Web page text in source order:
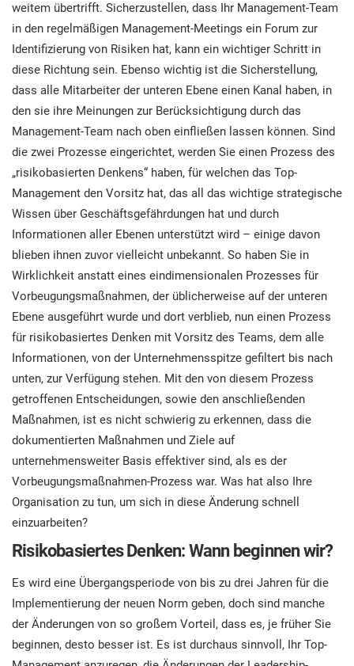
weitem übertrifft. Sicherzustellen, dass Ihr Management-Team
in den regelmäßigen Management-Meetings ein Forum zur
Identifizierung von Risiken hat, kann ein wichtiger Schritt in
diese Richtung sein. Ebenso wichtig ist die Sicherstellung,
dass alle Mitarbeiter der unteren Ebene einen Kanal haben, in
den sie ihre Meinungen zur Berücksichtigung durch das
Management-Team nach oben einfließen lassen können. Sind
die zwei Prozesse eingerichtet, werden Sie einen Prozess des
„risikobasierten Denkens“ haben, für welchen das Top-
Management den Vorsitz hat, das all das wichtige strategische
Wissen über Geschäftsgefährdungen hat und durch
Informationen aller Ebenen unterstützt wird – einige davon
blieben ihnen zuvor vielleicht unbekannt. So haben Sie in
Wirklichkeit anstatt eines eindimensionalen Prozesses für
Vorbeugungsmaßnahmen, der üblicherweise auf der unteren
Ebene ausgeführt wurde und dort verblieb, nun einen Prozess
für risikobasiertes Denken mit Vorsitz des Teams, dem alle
Informationen, von der Unternehmensspitze gefiltert bis nach
unten, zur Verfügung stehen. Mit den von diesem Prozess
getroffenen Entscheidungen, sowie den anschließenden
Maßnahmen, ist es nicht schwierig zu erkennen, dass die
dokumentierten Maßnahmen und Ziele auf
unternehmensweiter Basis effektiver sind, als es der
Vorbeugungsmaßnahmen-Prozess war. Was hat also Ihre
Organisation zu tun, um sich in diese Änderung schnell
einzuarbeiten?
Risikobasiertes Denken: Wann beginnen wir?
Es wird eine Übergangsperiode von bis zu drei Jahren für die
Implementierung der neuen Norm geben, doch sind manche
der Änderungen von so großem Vorteil, dass es, je früher Sie
beginnen, desto besser ist. Es ist durchaus sinnvoll, Ihr Top-